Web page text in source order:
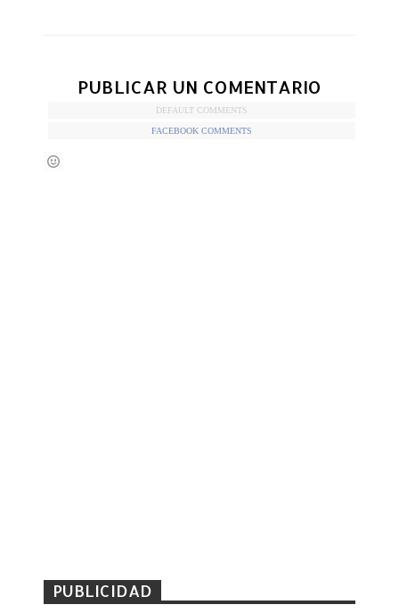
PUBLICAR UN COMENTARIO
DEFAULT COMMENTS
FACEBOOK COMMENTS
PUBLICIDAD